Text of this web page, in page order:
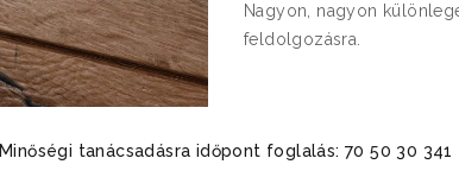
Nagyon, nagyon
feldolgozásra.
Minőségi tanácsadásra időpont foglalás: 70 50 30 341